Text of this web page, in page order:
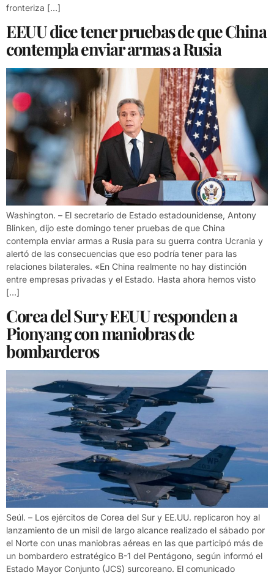
fronteriza […]
EEUU dice tener pruebas de que China
contempla enviar armas a Rusia
Washington. – El secretario de Estado estadounidense, Antony
Blinken, dijo este domingo tener pruebas de que China
contempla enviar armas a Rusia para su guerra contra Ucrania y
alertó de las consecuencias que eso podría tener para las
relaciones bilaterales. «En China realmente no hay distinción
entre empresas privadas y el Estado. Hasta ahora hemos visto
[…]
Corea del Sur y EEUU responden a
Pionyang con maniobras de
bombarderos
Seúl. – Los ejércitos de Corea del Sur y EE.UU. replicaron hoy al
lanzamiento de un misil de largo alcance realizado el sábado por
el Norte con unas maniobras aéreas en las que participó más de
un bombardero estratégico B-1 del Pentágono, según informó el
Estado Mayor Conjunto (JCS) surcoreano. El comunicado